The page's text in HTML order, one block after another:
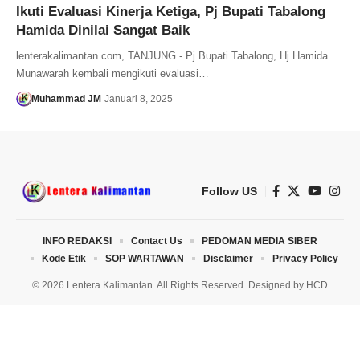
Ikuti Evaluasi Kinerja Ketiga, Pj Bupati Tabalong
Hamida Dinilai Sangat Baik
lenterakalimantan.com, TANJUNG - Pj Bupati Tabalong, Hj Hamida
Munawarah kembali mengikuti evaluasi…
Muhammad JM Januari 8, 2025
Follow US
© 2026 Lentera Kalimantan. All Rights Reserved. Designed by HCD
INFO REDAKSI Contact Us
PEDOMAN MEDIA SIBER
Kode Etik
SOP WARTAWAN Disclaimer Privacy Policy